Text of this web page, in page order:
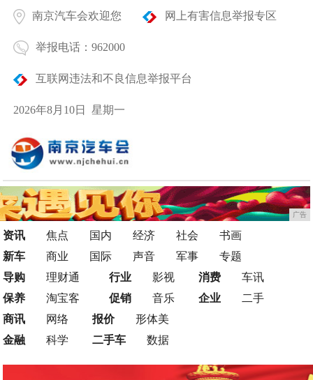
南京汽车会欢迎您 网上有害信息举报专区
举报电话：962000
互联网违法和不良信息举报平台
2026年8月10日 星期一
广告
资讯 焦点 国内 经济 社会
书画
新车
商业 国际 声音 军事
专题
导购
理财通
保养
淘宝客
行业
影视
促销
音乐
消费
车讯
企业
二手
商讯
网络
金融
科学
报价
形体美
二手车
数据